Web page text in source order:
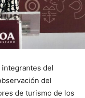
del
del
de turismo de los